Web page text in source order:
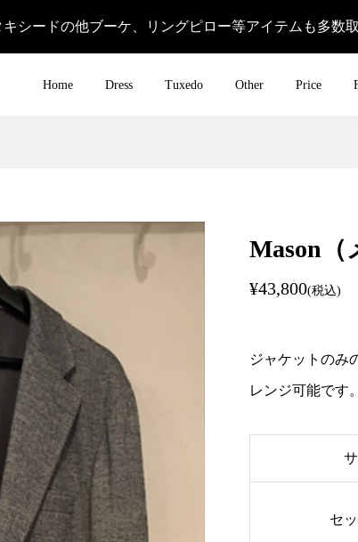
シードの他ブーケ、リングピロー等アイテムも多数
Home Dress Tuxedo Other Price
Mason（
¥43,800(税込)
ジャケットのみ
レンジ可能です。
セ